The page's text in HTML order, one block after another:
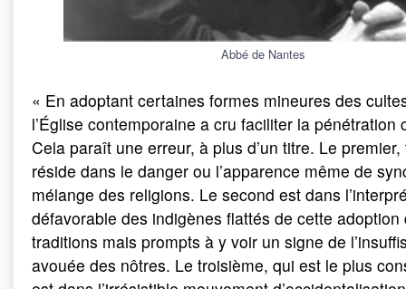
Abbé de Nantes
« En adoptant certaines formes mineures des
l’Église contemporaine a cru faciliter la pénétration
Cela paraît une erreur, à plus d’un titre. Le
réside dans le danger ou l’apparence même de
mélange des religions. Le second est dans
défavorable des indigènes flattés de cette adoption
traditions mais prompts à y voir un signe de
avouée des nôtres. Le troisième, qui est le plus